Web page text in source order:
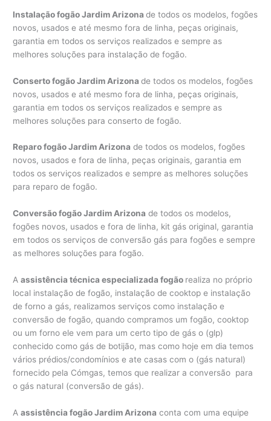
Instalação fogão Jardim Arizonade todos os modelos, fogões
novos, usados e até mesmo fora de linha, peças originais,
garantia em todos os serviços realizados e sempre as
melhores soluções para instalação de fogão.
Conserto fogão Jardim Arizonade todos os modelos, fogões
novos, usados e até mesmo fora de linha, peças originais,
garantia em todos os serviços realizados e sempre as
melhores soluções para conserto de fogão.
Reparo fogão Jardim Arizona de todos os modelos, fogões
novos, usados e fora de linha, peças originais, garantia em
todos os serviços realizados e sempre as melhores soluções
para reparo de fogão.
Conversão fogão Jardim Arizona de todos os modelos,
fogões novos, usados e fora de linha, kit gás original, garantia
em todos os serviços de conversão gás para fogões e sempre
as melhores soluções para fogão.
Aassistência técnica especializada fogão realiza no próprio
local instalação de fogão, instalação de cooktop e instalação
de forno a gás, realizamos serviços como instalação e
conversão de fogão, quando compramos um fogão, cooktop
ou um forno ele vem para um certo tipo de gás o (glp)
conhecido como gás de botijão, mas como hoje em dia temos
vários prédios/condomínios e ate casas com o (gás natural)
fornecido pela Cómgas, temos que realizar a conversão para
o gás natural (conversão de gás).
Aassistência fogão Jardim Arizona conta com uma equipe